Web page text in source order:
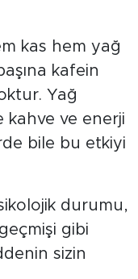
kas hem yağ
kafein
Yağ
kahve ve enerji
bile bu etkiyi
durumu,
gibi
sizin